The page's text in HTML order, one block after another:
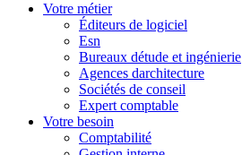
Votre métier
Éditeurs de logiciel
Esn
Bureaux détude et ingénierie
Agences darchitecture
Sociétés de conseil
Expert comptable
Votre besoin
Comptabilité